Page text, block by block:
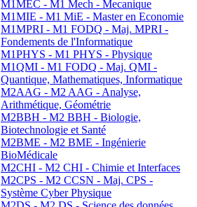
M1MEC - M1 Mech - Mecanique
M1MIE - M1 MiE - Master en Economie
M1MPRI - M1 FODQ - Maj. MPRI -
Fondements de l'Informatique
M1PHYS - M1 PHYS - Physique
M1QMI - M1 FODQ - Maj. QMI -
Quantique, Mathematiques, Informatique
M2AAG - M2 AAG - Analyse,
Arithmétique, Géométrie
M2BBH - M2 BBH - Biologie,
Biotechnologie et Santé
M2BME - M2 BME - Ingénierie
BioMédicale
M2CHI - M2 CHI - Chimie et Interfaces
M2CPS - M2 CCSN - Maj. CPS -
Système Cyber Physique